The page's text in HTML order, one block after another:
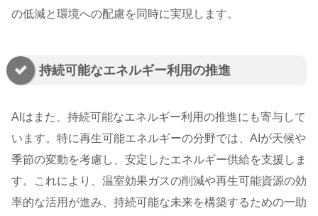
の低減と環境への配慮を同時に実現します。
持続可能なエネルギー利用の推進
AIはまた、持続可能なエネルギー利用の推進にも寄与して
います。特に再生可能エネルギーの分野では、AIが天候や
季節の変動を考慮し、安定したエネルギー供給を支援しま
す。これにより、温室効果ガスの削減や再生可能資源の効
率的な活用が進み、持続可能な未来を構築するための一助